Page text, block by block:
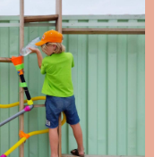
stuur ik je
leuke mail.
op de knop: